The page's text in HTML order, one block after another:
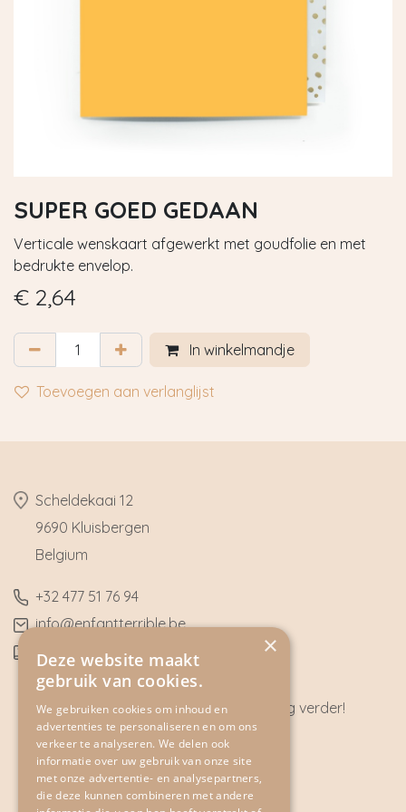
SUPER GOED GEDAAN
Verticale wenskaart afgewerkt met goudfolie en met
bedrukte envelop.
€ 2,64
In winkelmandje
Toevoegen aan verlanglijst
​Scheldekaai 12
9690 Kluisbergen
​Belgium
​+32 477 51 76 94
​info@enfantterrible.be
BE0636790746
Heeft u vragen? Wij helpen u graag verder!
CONTACT
×
Deze website maakt
gebruik van cookies.
We gebruiken cookies om inhoud en
advertenties te personaliseren en om ons
verkeer te analyseren. We delen ook
informatie over uw gebruik van onze site
met onze advertentie- en analysepartners,
die deze kunnen combineren met andere